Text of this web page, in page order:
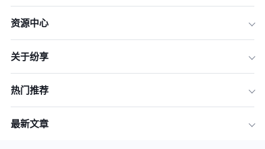
资源中心
关于纷享
热门推荐
最新文章